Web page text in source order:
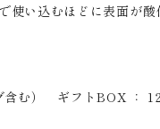
い込むほどに表面が
含む） ギフトBOX ：